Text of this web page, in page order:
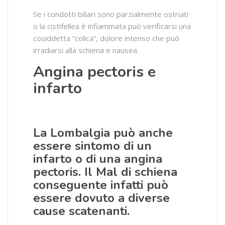
Se i condotti biliari sono parzialmente ostruiti
o la cistifellea è infiammata può verificarsi una
cosiddetta “colica”, dolore intenso che può
irradiarsi alla schiena e nausea.
Angina pectoris e
infarto
La Lombalgia può anche
essere sintomo di un
infarto o di una angina
pectoris. Il Mal di schiena
conseguente infatti può
essere dovuto a diverse
cause scatenanti.